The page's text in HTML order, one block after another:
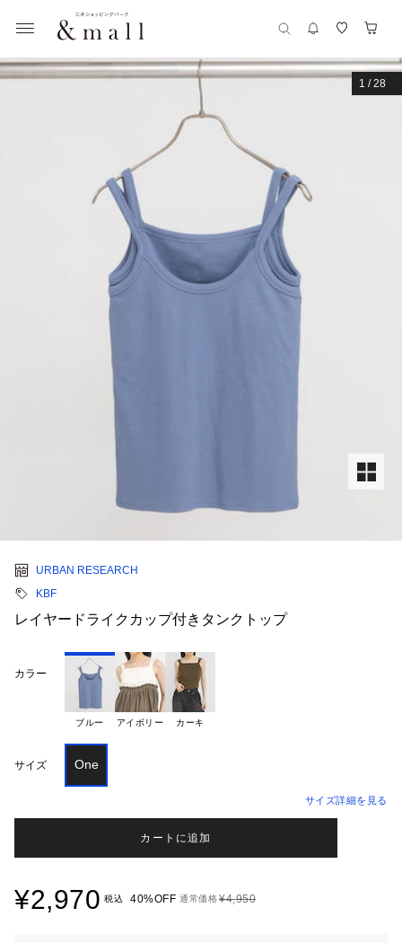
1 /28
URBAN RESEARCH
KBF
レイヤードライクカップ付きタンクトップ
カラー
ブルー アイボリー カーキ
サイズ One
サイズ詳細を見る
カートに追加
¥2,970 税込 40%OFF 通常価格¥4,950